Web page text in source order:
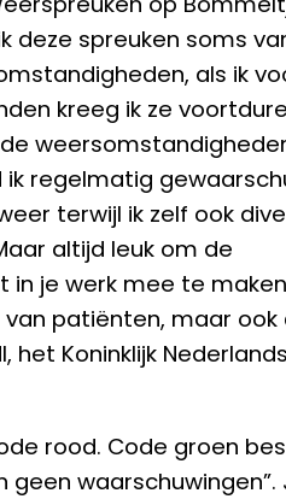
deze spreuken soms
als ik
kreeg ik ze
regelmatig
terwijl ik zelf ook
altijd leuk om de
je werk mee te
patiënten, maar ook
het Koninklijk Nederlands
rood. Code groen
geen waarschuwingen”.